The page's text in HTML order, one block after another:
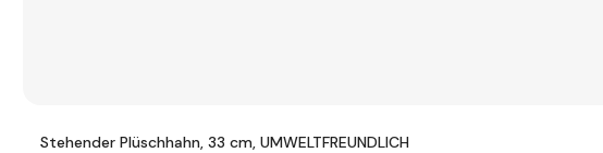
Stehender Plüschhahn, 33 cm, UMWELTFREUNDLICH